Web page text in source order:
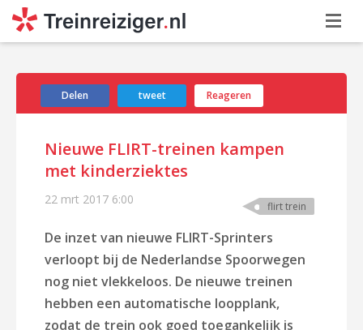
Delen tweet Reageren
Nieuwe FLIRT-treinen kampen
met kinderziektes
22 mrt 2017 6:00 flirt trein
De inzet van nieuwe FLIRT-Sprinters
verloopt bij de Nederlandse Spoorwegen
nog niet vlekkeloos. De nieuwe treinen
hebben een automatische loopplank,
zodat de trein ook goed toegankelijk is